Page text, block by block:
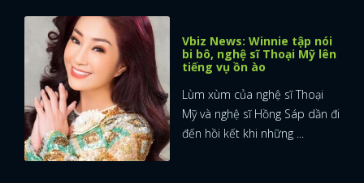
Vbiz News: Winnie tập nói
bi bô, nghệ sĩ Thoại Mỹ lên
tiếng vụ ồn ào
Lùm xùm của nghệ sĩ Thoại
Mỹ và nghệ sĩ Hồng Sáp dần đi
đến hồi kết khi những ...